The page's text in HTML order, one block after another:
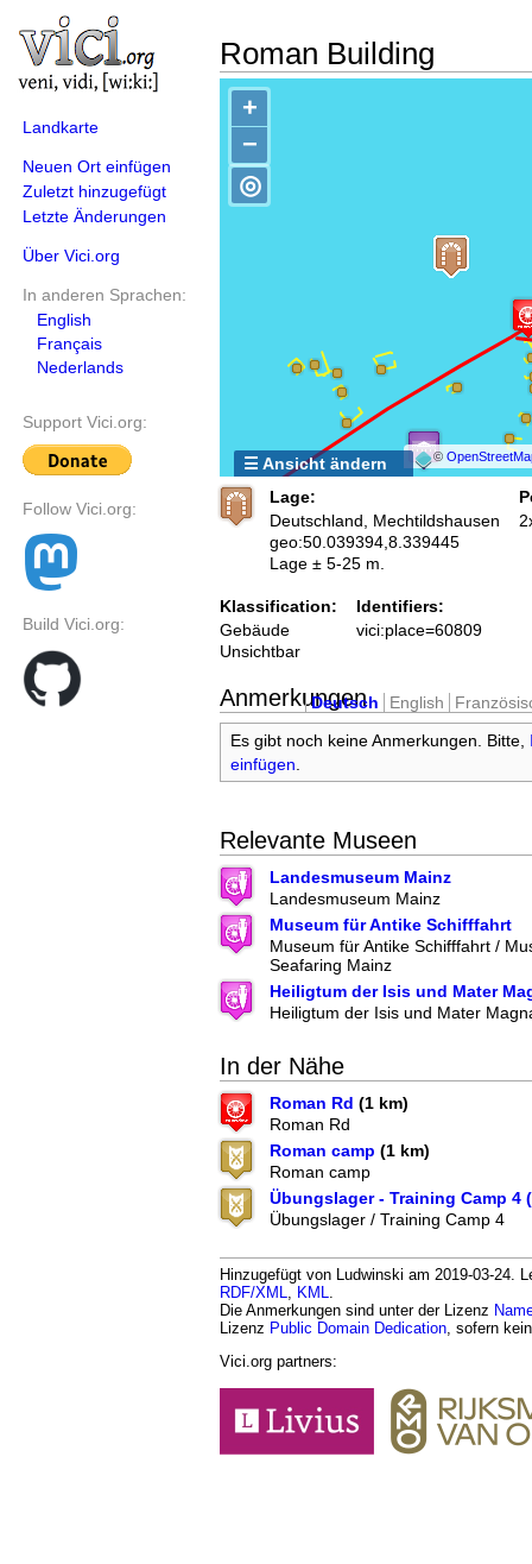
Landkarte
Neuen Ort einfügen
Zuletzt hinzugefügt
Letzte Änderungen
Über Vici.org
In anderen Sprachen:
English
Français
Nederlands
Support Vici.org:
Follow Vici.org:
Build Vici.org:
Roman Building
+
−
©
◎
☰ Ansicht ändern
Lage:
Deutschland, Mechtildshausen
geo:50.039394,8.339445
Lage ± 5-25 m.
Klassification:
Gebäude
Unsichtbar
Identifiers:
vici:place=60809
Anmerkungen
Deutsch English
Es gibt noch keine Anmerkungen. Bitte,
einfügen
Relevante Museen
Landesmuseum Mainz
Landesmuseum Mainz
Museum für Antike Schifffahrt
Museum für Antike Schifffahrt /
Seafaring Mainz
Heiligtum der Isis und Mater
Heiligtum der Isis und Mater
In der Nähe
Roman Rd (1 km)
Roman Rd
Roman camp (1 km)
Roman camp
Übungslager - Training Camp 4
Übungslager / Training Camp 4
Hinzugefügt von Ludwinski am 2019-03-24.
RDF/XML
KML
Die Anmerkungen sind unter der Lizenz
Lizenz Public Domain Dedication , sofern
Vici.org partners: